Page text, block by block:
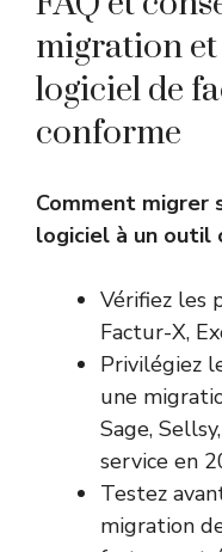
migration et
logiciel de
conforme
Comment migrer
logiciel à un outil
Vérifiez les
Factur-X,
Privilégiez
une
Sage,
service en
Testez
migration